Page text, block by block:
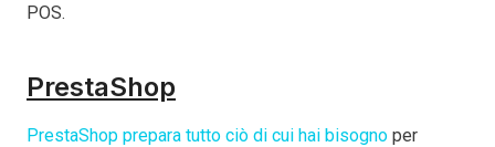
POS.
PrestaShop
PrestaShop prepara tutto ciò di cui hai bisogno per